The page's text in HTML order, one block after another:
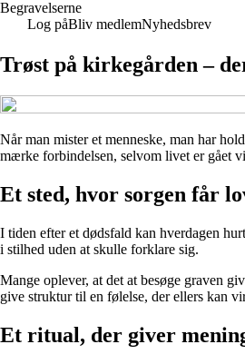
Begravelserne
Log påBliv medlemNyhedsbrev
Trøst på kirkegården –
Når man mister et menneske, man har
mærke forbindelsen, selvom livet er gået
Et sted, hvor sorgen får
I tiden efter et dødsfald kan hverdagen
i stilhed uden at skulle forklare sig.
Mange oplever, at det at besøge graven
give struktur til en følelse, der ellers kan
Et ritual, der giver